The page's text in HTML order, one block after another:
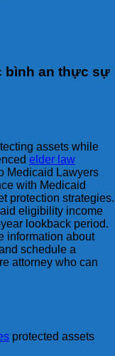
bình an thực sự
assets while
elder law
Medicaid Lawyers
with Medicaid
protection strategies.
eligibility income
lookback period.
information about
schedule a
attorney who can
protected assets